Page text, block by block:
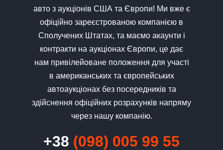
авто з аукціонів США та Європи! Ми вже є
офіційно зареєстрованою компанією в
Сполучених Штатах, та маємо акаунти і
контракти на аукціонах Європи, це дає
нам привілейоване положення для участі
в американських та європейських
автоаукціонах без посередників та
здійснення офіційних розрахунків напряму
через нашу компанію.
+38 (098) 005 99 55